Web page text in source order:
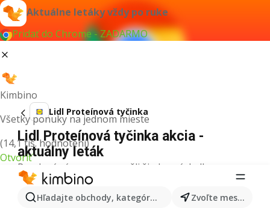
Aktuálne letáky vždy po ruke
Pridať do Chrome - ZADARMO
Kimbino
Všetky ponuky na jednom mieste
(14,1 tis. hodnotení)
Otvoriť
Hľadajte obchody, kategórie, produkty... Zvoľte mesto
Lidl Proteínová tyčinka
Lidl Proteínová tyčinka akcia -
aktuálny leták
Pre daný výraz sme nenašli žiadne výsledky.
Ďalšie produkty v obchodoch Lidl
Lidl Kiwi LidlMango Lidl